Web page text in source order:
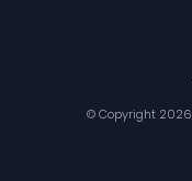
© Copyright 2026